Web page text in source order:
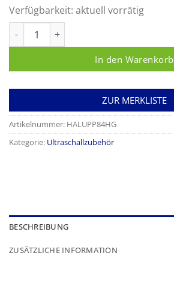
Verfügbarkeit: aktuell vorrätig
In den Warenkorb
ZUR MERKLISTE
Artikelnummer: HALUPP84HG
Kategorie: Ultraschallzubehör
BESCHREIBUNG
ZUSÄTZLICHE INFORMATION